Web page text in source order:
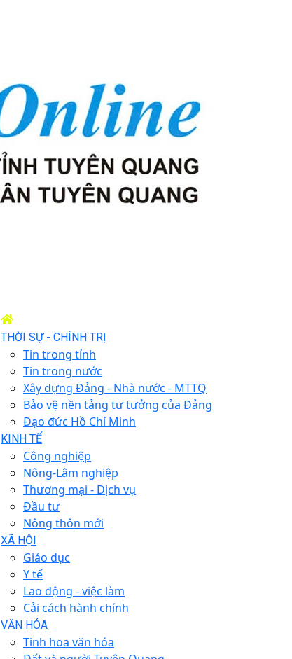
THỜI SỰ - CHÍNH TRỊ
Tin trong tỉnh
Tin trong nước
Xây dựng Đảng - Nhà nước - MTTQ
Bảo vệ nền tảng tư tưởng của Đảng
Đạo đức Hồ Chí Minh
KINH TẾ
Công nghiệp
Nông-Lâm nghiệp
Thương mại - Dịch vụ
Đầu tư
Nông thôn mới
XÃ HỘI
Giáo dục
Y tế
Lao động - việc làm
Cải cách hành chính
VĂN HÓA
Tinh hoa văn hóa